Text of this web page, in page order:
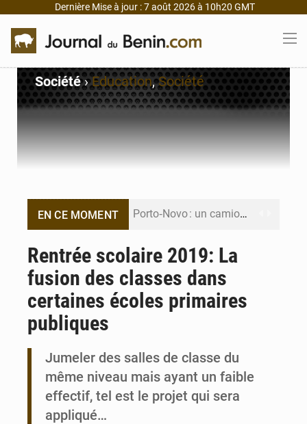
Dernière Mise à jour : 7 août 2026 à 10h20 GMT
Société›Education,Société
EN CE MOMENT Porto‑Novo : un camion de produits pétroliers embrase Avakpa
Bénin et Canada scellent un partenariat inédit
Rentrée scolaire 2019: La
fusion des classes dans
certaines écoles primaires
publiques
Jumeler des salles de classe du
même niveau mais ayant un faible
effectif, tel est le projet qui sera
appliqué…